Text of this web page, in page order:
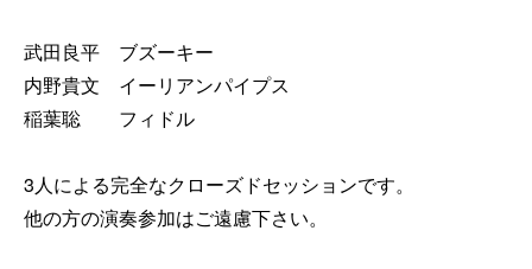
武田良平　ブズーキー
内野貴文　イーリアンパイプス
稲葉聡　　フィドル
3人による完全なクローズドセッションです。
他の方の演奏参加はご遠慮下さい。